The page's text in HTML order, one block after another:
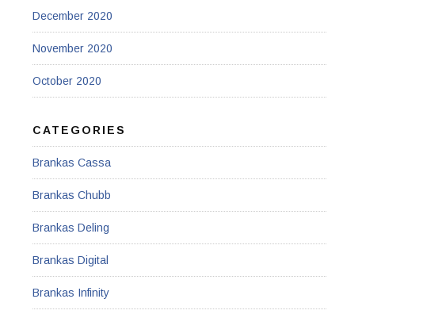
December 2020
November 2020
October 2020
CATEGORIES
Brankas Cassa
Brankas Chubb
Brankas Deling
Brankas Digital
Brankas Infinity